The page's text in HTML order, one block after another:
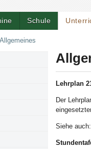
Schule
Allgemeines
Lehrplan
Der
Siehe auch: